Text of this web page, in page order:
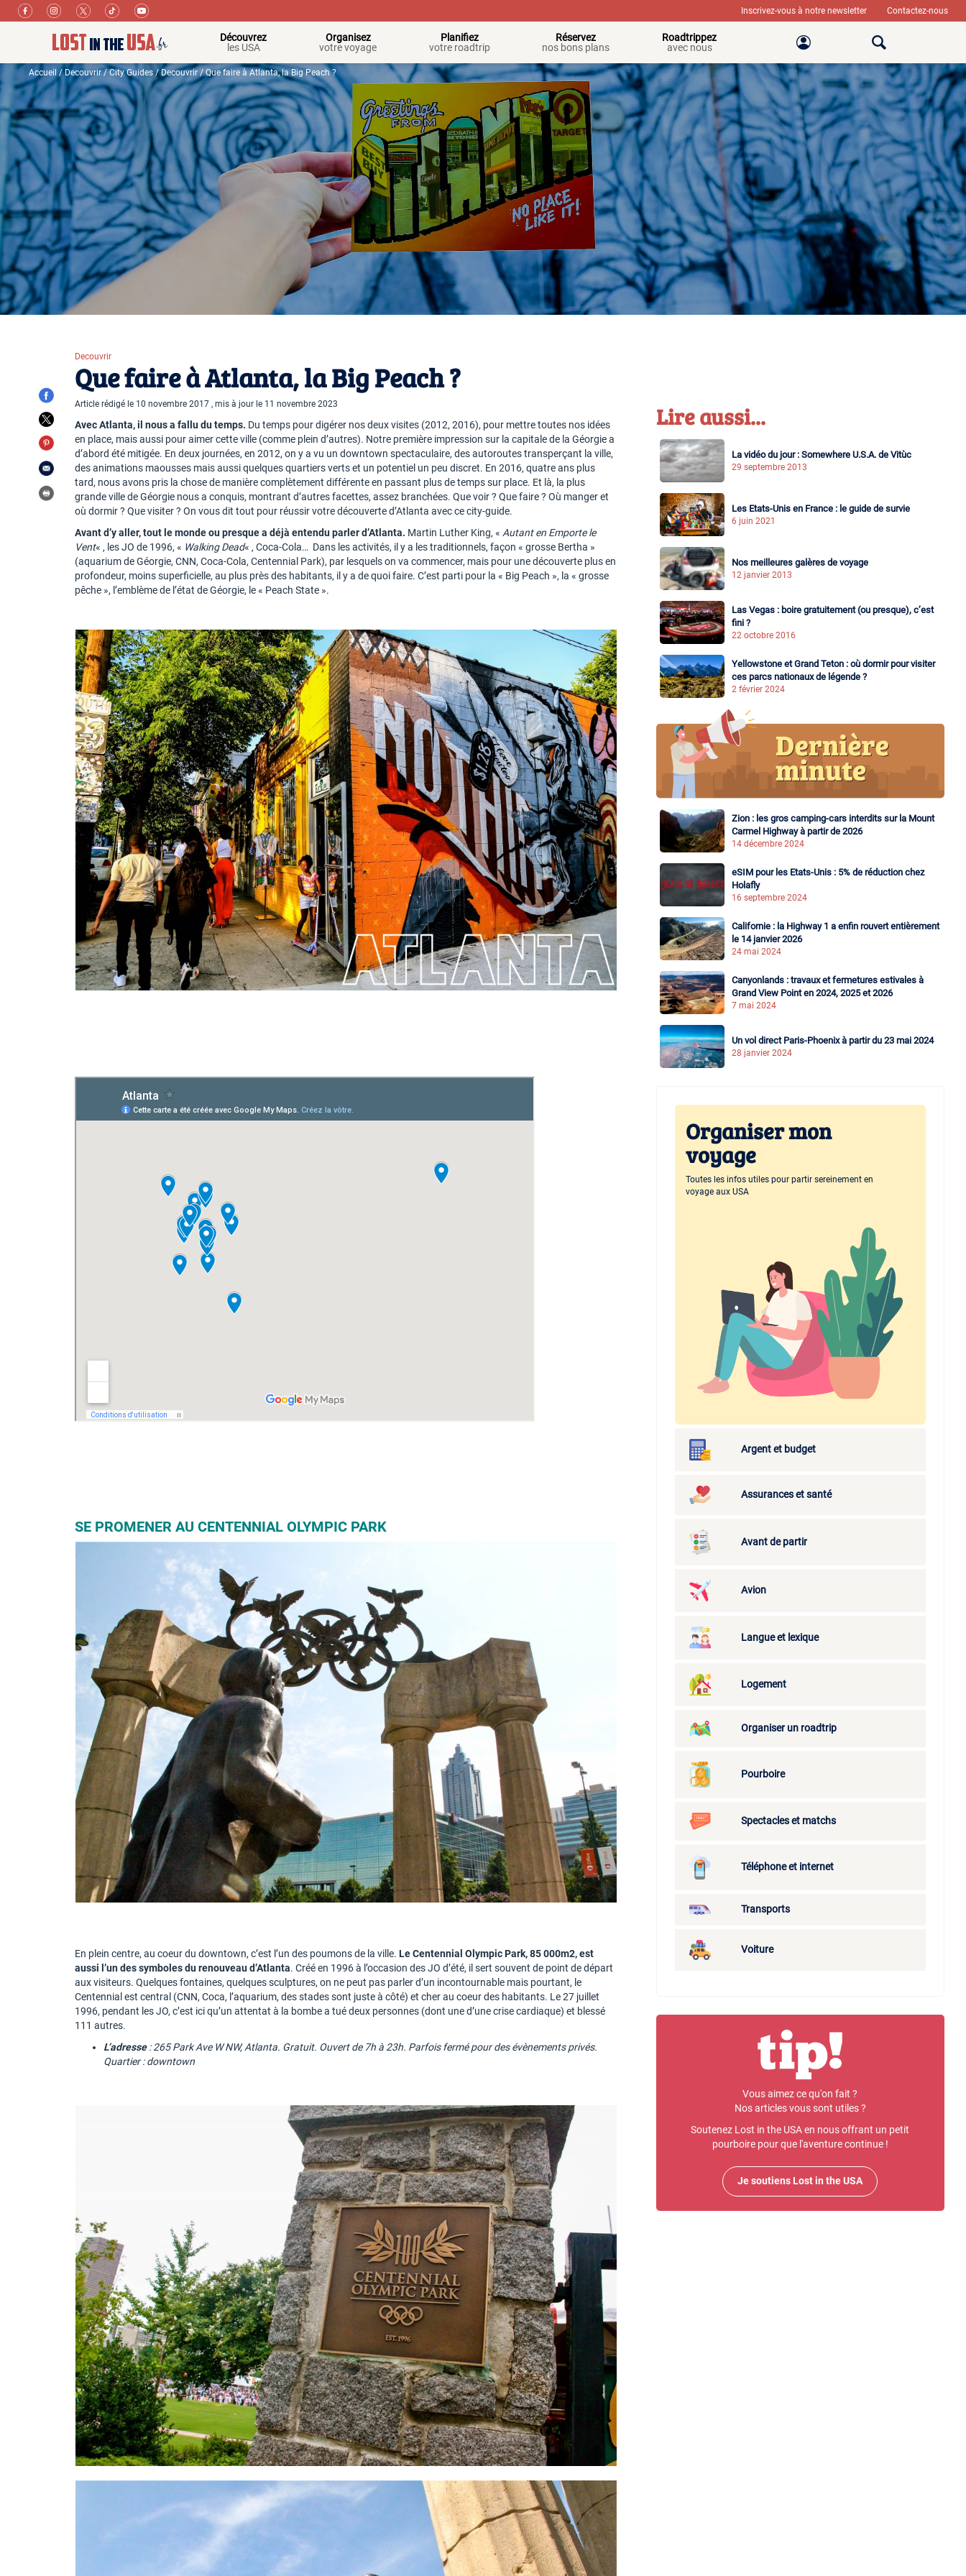
Inscrivez-vous à notre newsletter Contactez-nous
Découvrez
les USA
Organisez
votre voyage
Planifiez
votre roadtrip
Réservez
nos bons plans
Roadtrippez
avec nous
Accueil /Decouvrir/City Guides/Decouvrir/ Que faire à Atlanta, la Big Peach ?
Decouvrir
Que faire à Atlanta, la Big Peach ?
Article rédigé le 10 novembre 2017 , mis à jour le 11 novembre 2023
Avec Atlanta, il nous a fallu du temps. Du temps pour digérer nos deux visites (2012, 2016), pour mettre toutes nos idées
en place, mais aussi pour aimer cette ville (comme plein d’autres). Notre première impression sur la capitale de la Géorgie a
d’abord été mitigée. En deux journées, en 2012, on y a vu un downtown spectaculaire, des autoroutes transperçant la ville,
des animations maousses mais aussi quelques quartiers verts et un potentiel un peu discret. En 2016, quatre ans plus
tard, nous avons pris la chose de manière complètement différente en passant plus de temps sur place. Et là, la plus
grande ville de Géorgie nous a conquis, montrant d’autres facettes, assez branchées. Que voir ? Que faire ? Où manger et
où dormir ? Que visiter ? On vous dit tout pour réussir votre découverte d’Atlanta avec ce city-guide.
Avant d’y aller, tout le monde ou presque a déjà entendu parler d’Atlanta. Martin Luther King, « Autant en Emporte le
Vent« , les JO de 1996, « Walking Dead« , Coca-Cola… Dans les activités, il y a les traditionnels, façon « grosse Bertha »
(aquarium de Géorgie, CNN, Coca-Cola, Centennial Park), par lesquels on va commencer, mais pour une découverte plus en
profondeur, moins superficielle, au plus près des habitants, il y a de quoi faire. C’est parti pour la « Big Peach », la « grosse
pêche », l’emblème de l’état de Géorgie, le « Peach State ».
SE PROMENER AU CENTENNIAL OLYMPIC PARK
En plein centre, au coeur du downtown, c’est l’un des poumons de la ville.Le Centennial Olympic Park, 85 000m2, est
aussi l’un des symboles du renouveau d’Atlanta. Créé en 1996 à l’occasion des JO d’été, il sert souvent de point de départ
aux visiteurs. Quelques fontaines, quelques sculptures, on ne peut pas parler d’un incontournable mais pourtant, le
Centennial est central (CNN, Coca, l’aquarium, des stades sont juste à côté) et cher au coeur des habitants. Le 27 juillet
1996, pendant les JO, c’est ici qu’un attentat à la bombe a tué deux personnes (dont une d’une crise cardiaque) et blessé
111 autres.
L’adresse: 265 Park Ave W NW, Atlanta. Gratuit. Ouvert de 7h à 23h. Parfois fermé pour des évènements privés.
Quartier : downtown
Lire aussi...
La vidéo du jour : Somewhere U.S.A. de Vitùc
29 septembre 2013
Les Etats-Unis en France : le guide de survie
6 juin 2021
Nos meilleures galères de voyage
12 janvier 2013
Las Vegas : boire gratuitement (ou presque), c’est
fini ?
22 octobre 2016
Yellowstone et Grand Teton : où dormir pour visiter
ces parcs nationaux de légende ?
2 février 2024
Zion : les gros camping-cars interdits sur la Mount
Carmel Highway à partir de 2026
14 décembre 2024
eSIM pour les Etats-Unis : 5% de réduction chez
Holafly
16 septembre 2024
Californie : la Highway 1 a enfin rouvert entièrement
le 14 janvier 2026
24 mai 2024
Canyonlands : travaux et fermetures estivales à
Grand View Point en 2024, 2025 et 2026
7 mai 2024
Un vol direct Paris-Phoenix à partir du 23 mai 2024
28 janvier 2024
Organiser mon
voyage
Toutes les infos utiles pour partir sereinement en
voyage aux USA
Argent et budget
Assurances et santé
Avant de partir
Avion
Langue et lexique
Logement
Organiser un roadtrip
Pourboire
Spectacles et matchs
Téléphone et internet
Transports
Voiture
Vous aimez ce qu'on fait ?
Nos articles vous sont utiles ?
Soutenez Lost in the USA en nous offrant un petit
pourboire pour que l'aventure continue !
Je soutiens Lost in the USA